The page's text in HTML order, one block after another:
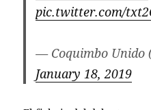
pic.twitter.com/
— Coquimbo Unido
January 18, 2019